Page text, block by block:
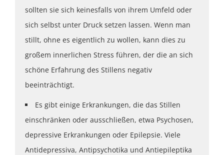
sollten sie sich keinesfalls von ihrem Umfeld oder
sich selbst unter Druck setzen lassen. Wenn man
stillt, ohne es eigentlich zu wollen, kann dies zu
großem innerlichen Stress führen, der die an sich
schöne Erfahrung des Stillens negativ
beeinträchtigt.
Es gibt einige Erkrankungen, die das Stillen
einschränken oder ausschließen, etwa Psychosen,
depressive Erkrankungen oder Epilepsie. Viele
Antidepressiva, Antipsychotika und Antiepileptika